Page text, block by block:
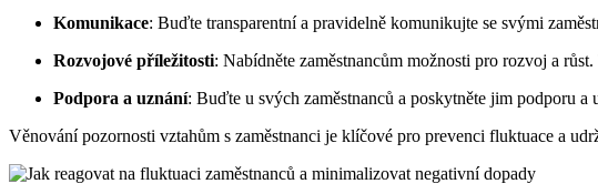
Komunikace: Buďte transparentní a pravidelně komunikujte se svými
Rozvojové příležitosti: Nabídněte zaměstnancům možnosti pro rozvoj a
Podpora a uznání: Buďte u svých zaměstnanců a poskytněte jim podporu
Věnování pozornosti vztahům s zaměstnanci je klíčové pro prevenci fluktuace a